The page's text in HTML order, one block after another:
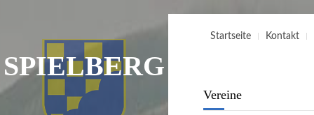
SPIELBERG
Startseite Kontakt
Vereine